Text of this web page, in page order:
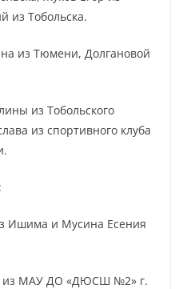
из Тобольска.
из Тюмени, Долгановой
из Тобольского
из спортивного клуба
Ишима и Мусина Есения
из МАУ ДО «ДЮСШ №2» г.